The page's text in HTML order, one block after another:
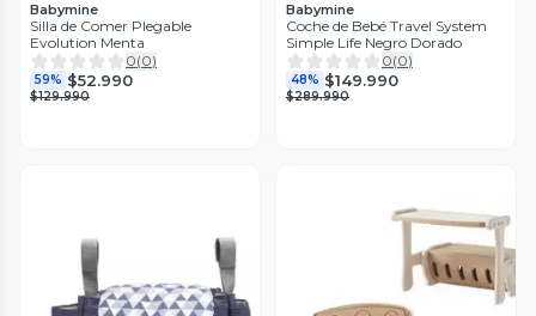
Babymine
Silla de Comer Plegable
Evolution Menta
0(0)
59% $52.990
$129.990
Babymine
Coche de Bebé Travel System
Simple Life Negro Dorado
0(0)
48% $149.990
$289.990